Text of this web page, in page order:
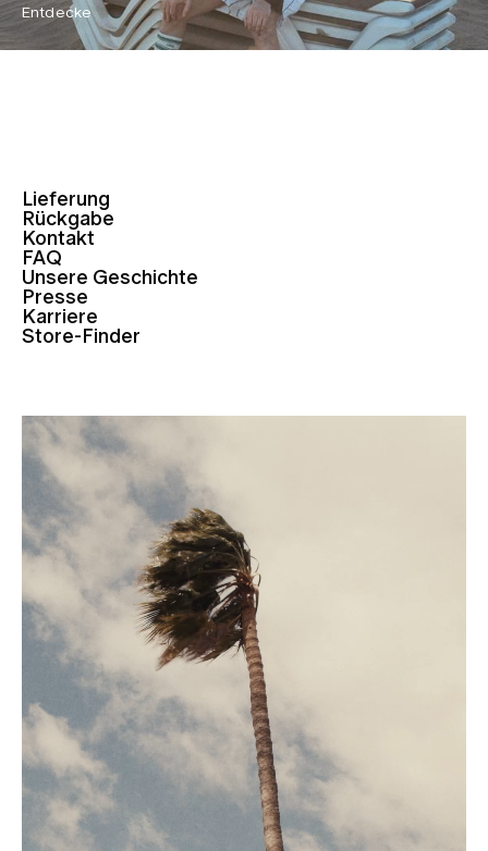
Entdecke
Lieferung
Rückgabe
Kontakt
FAQ
Unsere Geschichte
Presse
Karriere
Store-Finder